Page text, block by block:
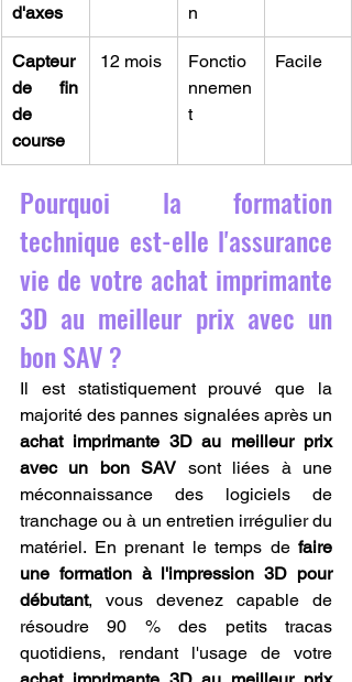
d'axes
n
Capteur
de fin
de
course
12 mois
Fonctio
nnemen
t
Facile
Pourquoi la formation
technique est-elle l'assurance
vie de votre achat imprimante
3D au meilleur prix avec un
bon SAV ?
Il est statistiquement prouvé que la
achat imprimante 3D au meilleur prix
avec un bon SAV sont liées à une
méconnaissance des logiciels de
tranchage ou à un entretien irrégulier du
matériel. En prenant le temps de faire
une formation à l'impression 3D pour
débutant, vous devenez capable de
résoudre 90 % des petits tracas